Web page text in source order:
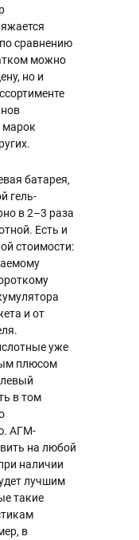
сравнению
можно
но и
марок
батарея,
гель-
в 2–3 раза
Есть и
стоимости:
и от
уже
плюсом
в том
АГМ-
на любой
наличии
лучшим
такие
в